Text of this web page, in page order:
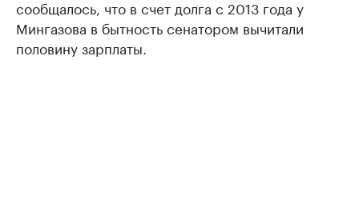
сообщалось, что в счет долга с 2013 года у
Мингазова в бытность сенатором вычитали
половину зарплаты.